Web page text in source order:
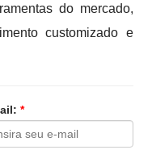
do mercado,
customizado e
*